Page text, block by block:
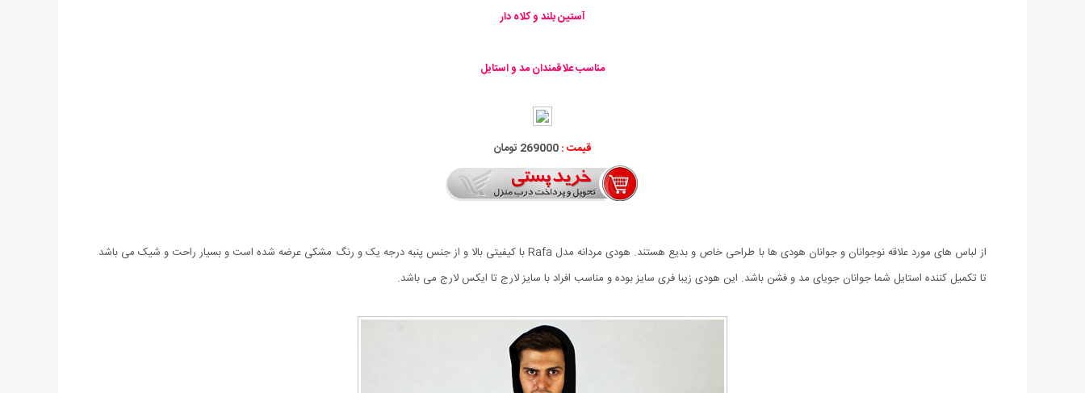
آستین بلند و کلاه دار
مناسب علاقمندان مد و استایل
قیمت :269000 تومان
از لباس های مورد علاقه نوجوانان و جوانان هودی ها با طراحی خاص و بدیع هستند. هودی مردانه مدل Rafa با کیفیتی بالا و از جنس پنبه درجه یک و رنگ مشکی عرضه شده است و بسیار راحت و شیک می باشد
تا تکمیل کننده استایل شما جوانان جویای مد و فشن باشد. این هودی زیبا فری سایز بوده و مناسب افراد با سایز لارج تا ایکس لارج می باشد.